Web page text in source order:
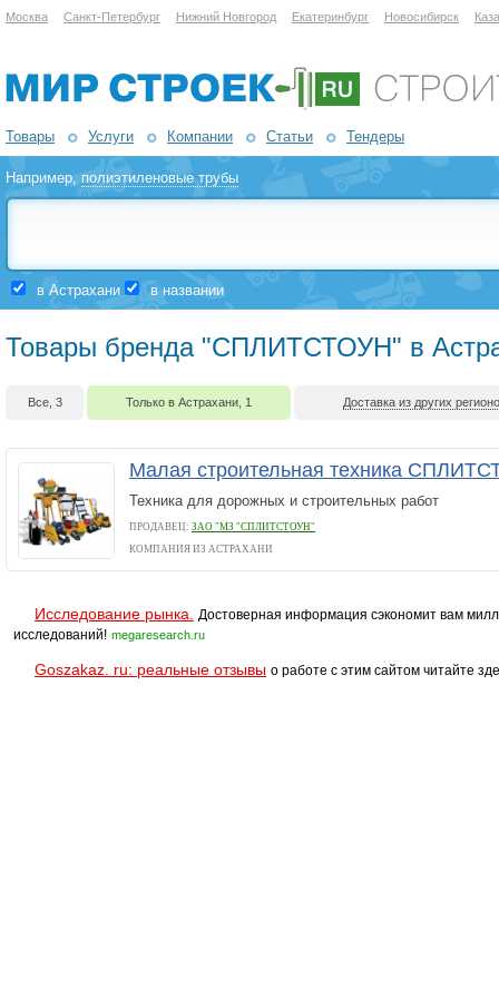
Москва Санкт-Петербург Нижний Новгород Екатеринбург Новосибирск
Товары Услуги Компании Статьи Тендеры
Например,полиэтиленовые трубы
в Астрахани в названии
Товары бренда "СПЛИТСТОУН" в
Все, 3 Только в Астрахани, 1 Доставка из других
Малая строительная техника
Техника для дорожных и строительных работ
ПРОДАВЕЦ: ЗАО "МЗ "СПЛИТСТОУН"
КОМПАНИЯ ИЗ АСТРАХАНИ
Исследование рынка.
Достоверная информация сэкономит вам
исследований! megaresearch.ru
Goszakaz. ru: реальные отзывы о работе с этим сайтом читайте